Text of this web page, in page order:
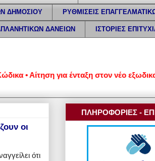
ΔΗΜΟΣΙΟΥ ΡΥΘΜΙΣΕΙΣ
ΔΑΝΕΙΩΝ ΙΣΤΟΡΙΕΣ
για ένταξη στον νέο
οι
ότι
ΠΛΗΡΟΦΟΡΙΕΣ -